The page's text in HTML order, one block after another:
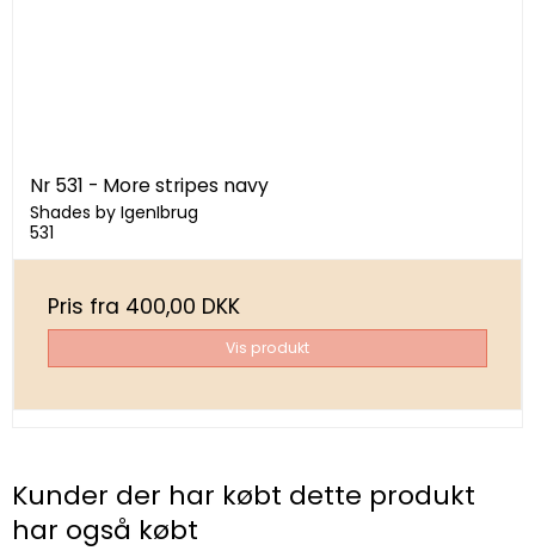
Nr 531 - More stripes navy
Shades by IgenIbrug
531
Pris fra 400,00 DKK
Vis produkt
Kunder der har købt dette produkt
har også købt